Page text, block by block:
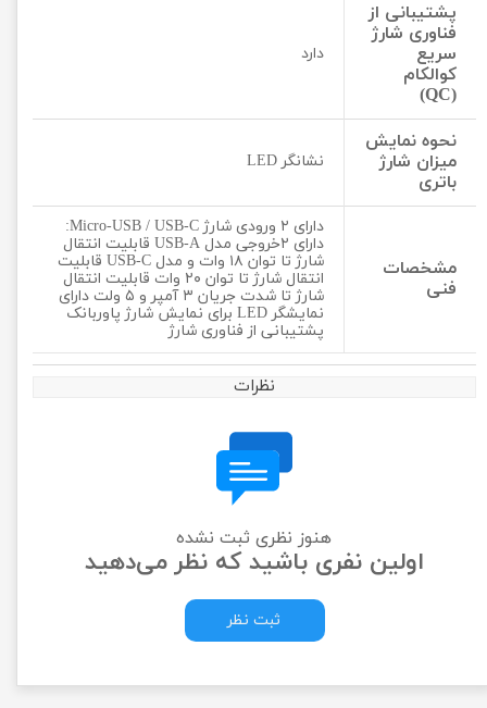
پشتیبانی از
فناوری شارژ
سریع
کوالکام
(QC)
دارد
نحوه نمایش
میزان شارژ
باتری
نشانگر LED
مشخصات
فنی
دارای ۲ ورودی شارژ Micro-USB / USB-C:
دارای ۲خروجی مدل USB-A قابلیت انتقال
شارژ تا توان ۱۸ وات و مدل USB-C قابلیت
انتقال شارژ تا توان ۲۰ وات قابلیت انتقال
شارژ تا شدت جریان ۳ آمپر و ۵ ولت دارای
نمایشگر LED برای نمایش شارژ پاوربانک
پشتیبانی از فناوری شارژ
نظرات
هنوز نظری ثبت نشده
اولین نفری باشید که نظر می‌دهید
ثبت نظر